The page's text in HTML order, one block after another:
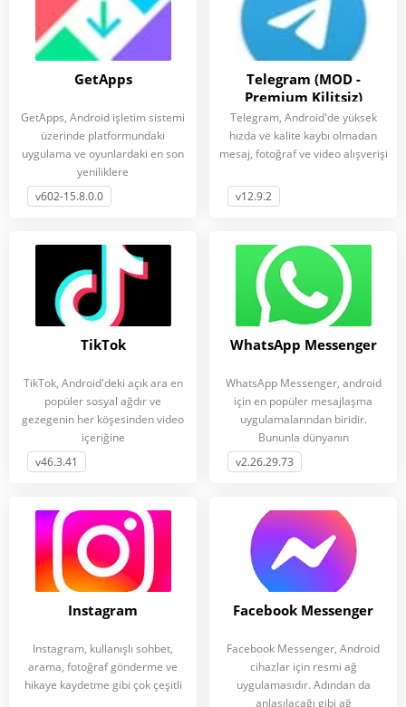
GetApps
GetApps, Android işletim sistemi
üzerinde platformundaki
uygulama ve oyunlardaki en son
yeniliklere
v602-15.8.0.0
Telegram (MOD -
Premium Kilitsiz)
Telegram, Android'de yüksek
hızda ve kalite kaybı olmadan
mesaj, fotoğraf ve video alışverişi
v12.9.2
TikTok
TikTok, Android'deki açık ara en
popüler sosyal ağdır ve
gezegenin her köşesinden video
içeriğine
v46.3.41
WhatsApp Messenger
WhatsApp Messenger, android
için en popüler mesajlaşma
uygulamalarından biridir.
Bununla dünyanın
v2.26.29.73
Instagram
Instagram, kullanışlı sohbet,
arama, fotoğraf gönderme ve
hikaye kaydetme gibi çok çeşitli
Facebook Messenger
Facebook Messenger, Android
cihazlar için resmi ağ
uygulamasıdır. Adından da
anlaşılacağı gibi ağ